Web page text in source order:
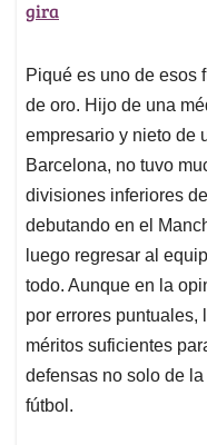
gira
Piqué es uno de esos
de oro. Hijo de una
empresario y nieto de
Barcelona, no tuvo
divisiones inferiores
debutando en el
luego regresar al
todo. Aunque en la
por errores puntuales,
méritos suficientes
defensas no solo de
fútbol.